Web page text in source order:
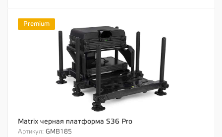
Premium
Matrix черная платформа S36 Pro
Артикул: GMB185